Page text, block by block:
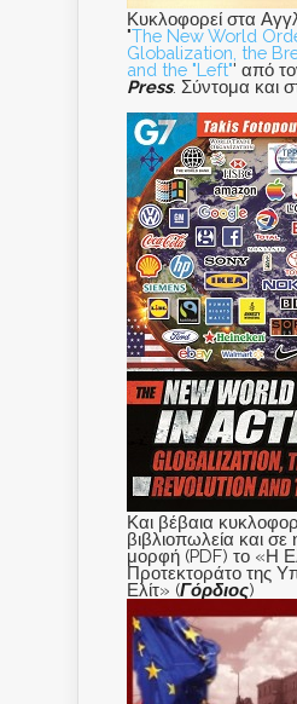
Κυκλοφορεί στα
"The New World
Globalization, the
and the "Left"' από
Press. Σύντομα και
Και βέβαια
βιβλιοπωλεία και σε
μορφή (PDF) το «Η
Προτεκτοράτο της
Ελίτ» (Γόρδιος)